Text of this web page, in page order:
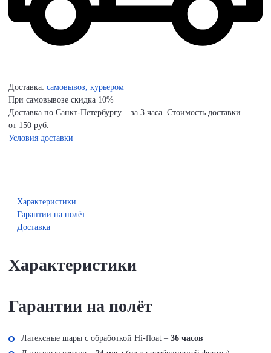
Доставка: самовывоз, курьером
При самовывозе скидка 10%
Доставка по Санкт-Петербургу – за 3 часа. Стоимость доставки
от 150 руб.
Условия доставки
Характеристики
Гарантии на полёт
Доставка
Характеристики
Гарантии на полёт
Латексные шары с обработкой Hi-float – 36 часов